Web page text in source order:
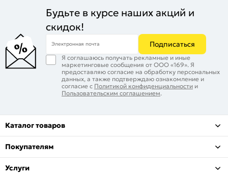
Будьте в курсе наших акций и
скидок!
Электронная почта Подписаться
Я соглашаюсь получать рекламные и иные
маркетинговые сообщения от ООО «169». Я
предоставляю согласие на обработку персональных
данных, а также подтверждаю ознакомление и
согласие с Политикой конфиденциальности и
Пользовательским соглашением.
Каталог товаров
Покупателям
Услуги